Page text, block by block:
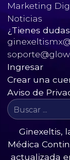
Marketing
Noticias
¿Tienes
Ingresar
Crear una
Aviso de
Ginexeltis,
Médica
actualizada